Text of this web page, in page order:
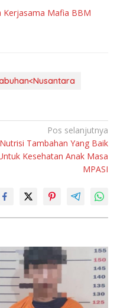
Kerjasama Mafia BBM
Pos selanjutnya
Nutrisi Tambahan Yang Baik
Kesehatan Anak Masa
MPASI